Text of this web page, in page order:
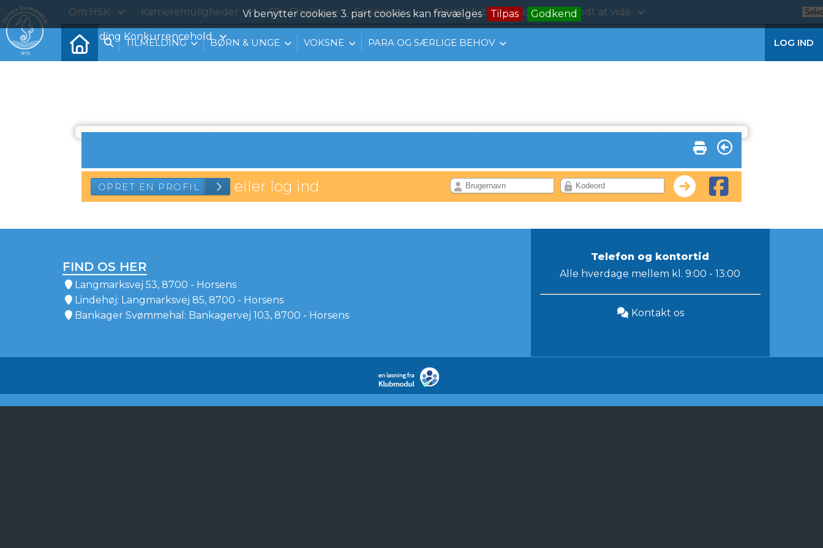
Vi benytter cookies. 3. part cookies kan fravælges Tilpas Godkend
TILMELDING BØRN & UNGE VOKSNE PARA OG SÆRLIGE BEHOV LOG IND
Om HSK Karrieremuligheder Bliv Frivillig Sponsorer Bestil klubtøj Kontakt Godt at vide
Tilmelding Konkurrencehold
OPRET EN PROFIL
eller log ind
FIND OS HER
Langmarksvej 53, 8700 - Horsens
Lindehøj: Langmarksvej 85, 8700 - Horsens
Bankager Svømmehal: Bankagervej 103, 8700 - Horsens
Telefon og kontortid
Alle hverdage mellem kl. 9:00 - 13:00
Kontakt os